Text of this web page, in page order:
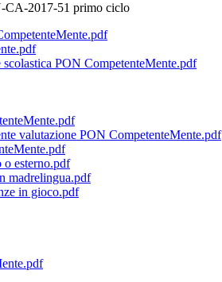
CA-2017-51 primo ciclo
PON CompetenteMente.pdf
valutazione PON CompetenteMente.pdf
o esterno.pdf
madrelingua.pdf
in gioco.pdf